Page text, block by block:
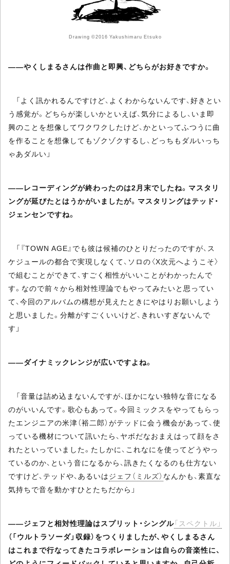
Drawing ©2016 Yakushimaru Etsuko
――やくしまるさんは作曲と即興、どちらがお好きですか。
「よく訊かれるんですけど、よくわからないんです、好きとい
う感覚が。どちらが楽しいかといえば、気分によるし、いま即
興のことを想像してワクワクしたけど、かといってふつうに曲
を作ることを想像してもゾクゾクするし、どっちもダルいっち
ゃあダルい」
――レコーディングが終わったのは2月末でしたね。マスタリ
ングが延びたとはうかがいましたが。マスタリングはテッド・
ジェンセンですね。
「『TOWN AGE』でも彼は候補のひとりだったのですが、ス
ケジュールの都合で実現しなくて、ソロの〈X次元へようこそ〉
で組むことができて、すごく相性がいいことがわかったんで
す。なので前々から相対性理論でもやってみたいと思ってい
て、今回のアルバムの構想が見えたときにやはりお願いしよう
と思いました。分離がすごくいいけど、きれいすぎないんで
す」
――ダイナミックレンジが広いですよね。
「音量は詰め込まないんですが、ほかにない独特な音になる
のがいいんです。歌心もあって。今回ミックスをやってもらっ
たエンジニアの米津（裕二郎）がテッドに会う機会があって、使
っている機材について訊いたら、ヤボだなおまえはって顔をさ
れたといっていました。たしかに、これなにを使ってどうやっ
ているのか、という音になるから、訊きたくなるのも仕方ない
ですけど、テッドや、あるいはジェフ（ミルズ） なんかも、素直な
気持ちで音を動かすひとたちだから」
――ジェフと相対性理論はスプリット・シングル「スペクトル」
（「ウルトラソーダ」収録）をつくりましたが、やくしまるさん
はこれまで行なってきたコラボレーションは自らの音楽性に、